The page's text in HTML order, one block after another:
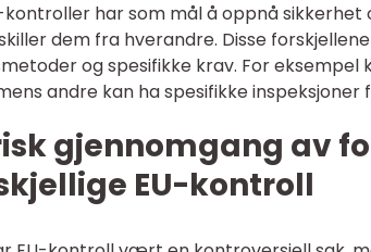
kontroller har som mål å oppnå
dem fra hverandre. Disse
og spesifikke krav. For eksempel
andre kan ha spesifikke
gjennomgang av
EU-kontroll